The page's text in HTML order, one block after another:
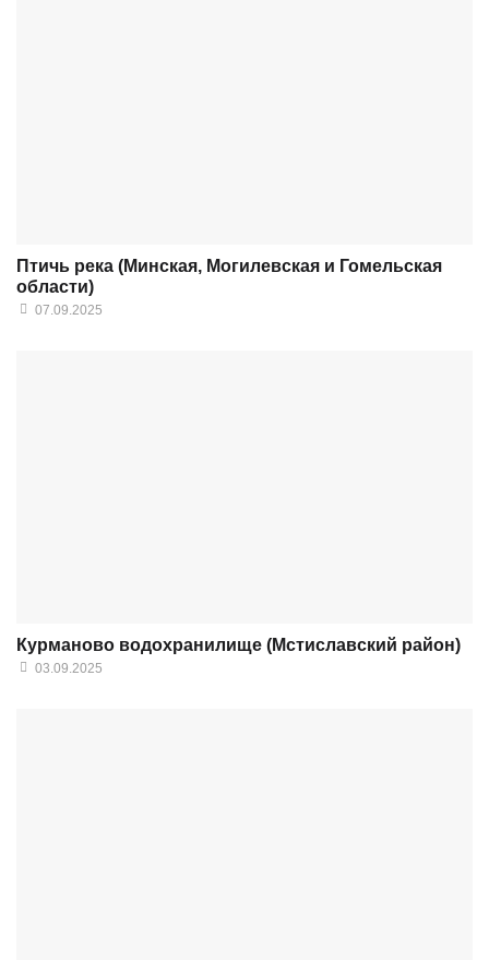
Птичь река (Минская, Могилевская и Гомельская
области)
07.09.2025
Курманово водохранилище (Мстиславский район)
03.09.2025